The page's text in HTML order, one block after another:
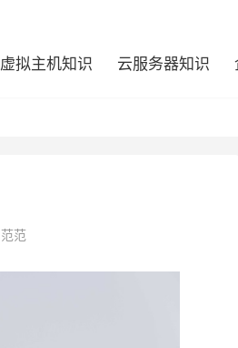
虚拟主机知识 云服务器知识
范范